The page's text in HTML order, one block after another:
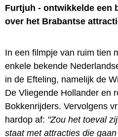
Furtjuh - ontwikkelde een
over het Brabantse
In een filmpje van ruim tien
enkele bekende
in de Efteling, namelijk de
De Vliegende Hollander en
Bokkenrijders. Vervolgens
hardop af: "Zou het toeval
staat met attracties die